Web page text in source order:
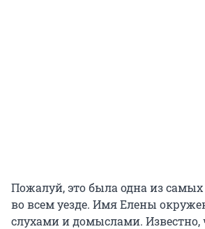
Пожалуй, это была одна из
во всем уезде. Имя Елены
слухами и домыслами. Известно,